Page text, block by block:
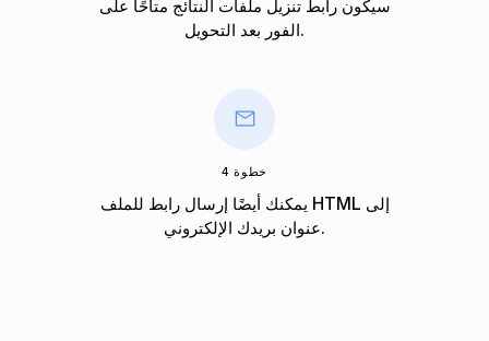
سيكون رابط تنزيل ملفات النتائج متاحًا على
الفور بعد التحويل.
خطوة 4
يمكنك أيضًا إرسال رابط للملف HTML إلى
عنوان بريدك الإلكتروني.